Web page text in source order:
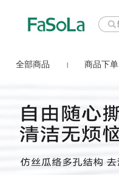
全部商品 商品下单